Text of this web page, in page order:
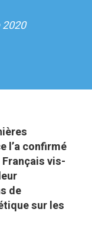
l’a confirmé
vis-
de
sur les